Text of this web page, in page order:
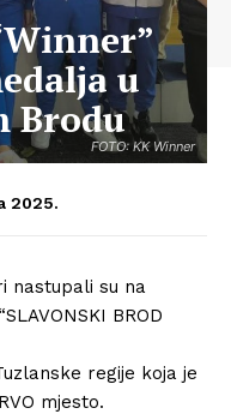
FOTO: KK Winner
u
Brodu
2025.
nastupali su na
BROD
regije koja je
mjesto.